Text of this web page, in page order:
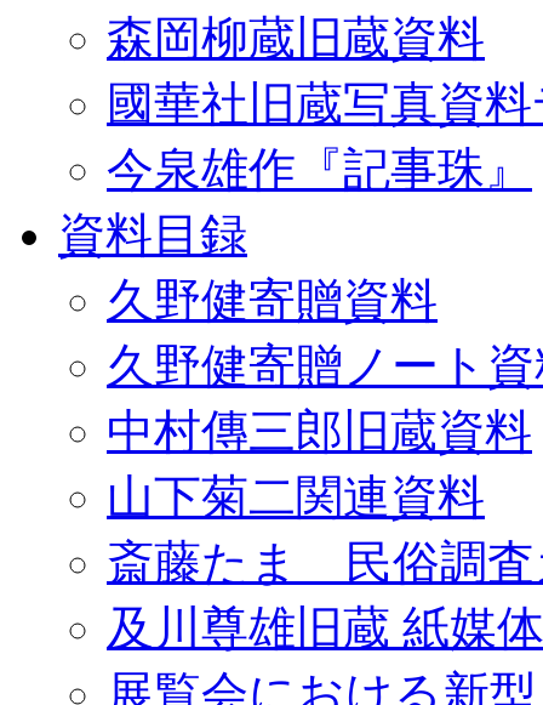
森岡柳蔵旧蔵資料
國華社旧蔵写真資
今泉雄作『記事珠』
資料目録
久野健寄贈資料
久野健寄贈ノート
中村傳三郎旧蔵資料
山下菊二関連資料
斎藤たま 民俗調査
及川尊雄旧蔵 紙媒
展覧会における新